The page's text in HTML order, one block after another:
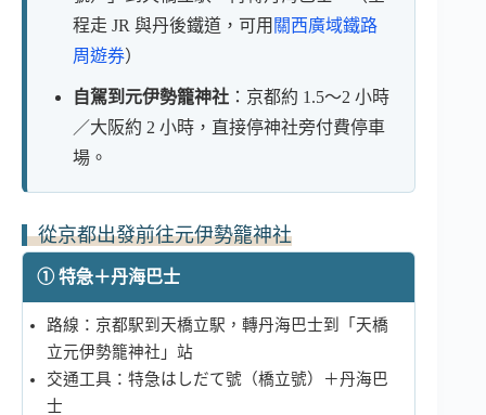
程走 JR 與丹後鐵道，可用 關西廣域鐵路
周遊券）
自駕到元伊勢籠神社：京都約 1.5～2 小時
／大阪約 2 小時，直接停神社旁付費停車
場。
從京都出發前往元伊勢籠神社
① 特急＋丹海巴士
路線：京都駅到天橋立駅，轉丹海巴士到「天橋
立元伊勢籠神社」站
交通工具：特急はしだて號（橋立號）＋丹海巴
士